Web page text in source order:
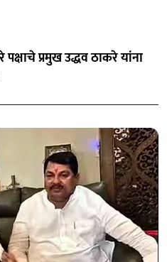
प्रमुख उद्धव ठाकरे यांना